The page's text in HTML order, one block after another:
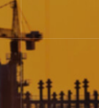
se feront
meilleurs